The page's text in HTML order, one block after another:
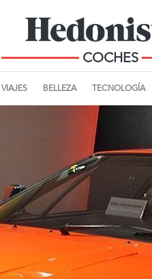
COCHES
VIAJES BELLEZA TECNOLOGÍA